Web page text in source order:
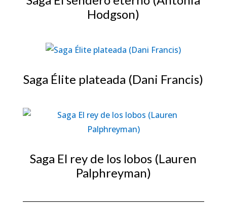
Hodgson)
Saga Élite plateada (Dani Francis)
Saga El rey de los lobos (Lauren
Palphreyman)